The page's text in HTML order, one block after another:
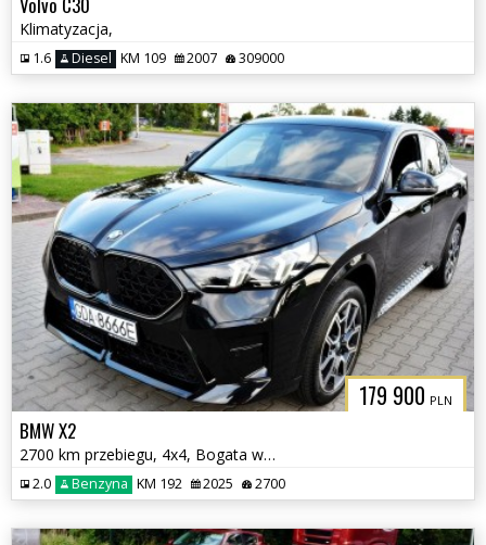
Klimatyzacja,
1.6 Diesel KM 109 2007 309000
179 900 PLN
BMW X2
2700 km przebiegu, 4x4, Bogata wersja
2.0 Benzyna KM 192 2025 2700